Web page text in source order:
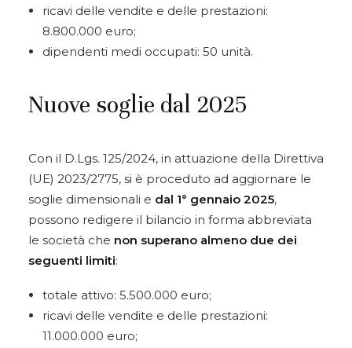
ricavi delle vendite e delle prestazioni:
8.800.000 euro;
dipendenti medi occupati: 50 unità.
Nuove soglie dal 2025
Con il D.Lgs. 125/2024, in attuazione della Direttiva
(UE) 2023/2775, si è proceduto ad aggiornare le
soglie dimensionali e dal 1° gennaio 2025,
possono redigere il bilancio in forma abbreviata
le società che non superano almeno due dei
seguenti limiti:
totale attivo: 5.500.000 euro;
ricavi delle vendite e delle prestazioni:
11.000.000 euro;